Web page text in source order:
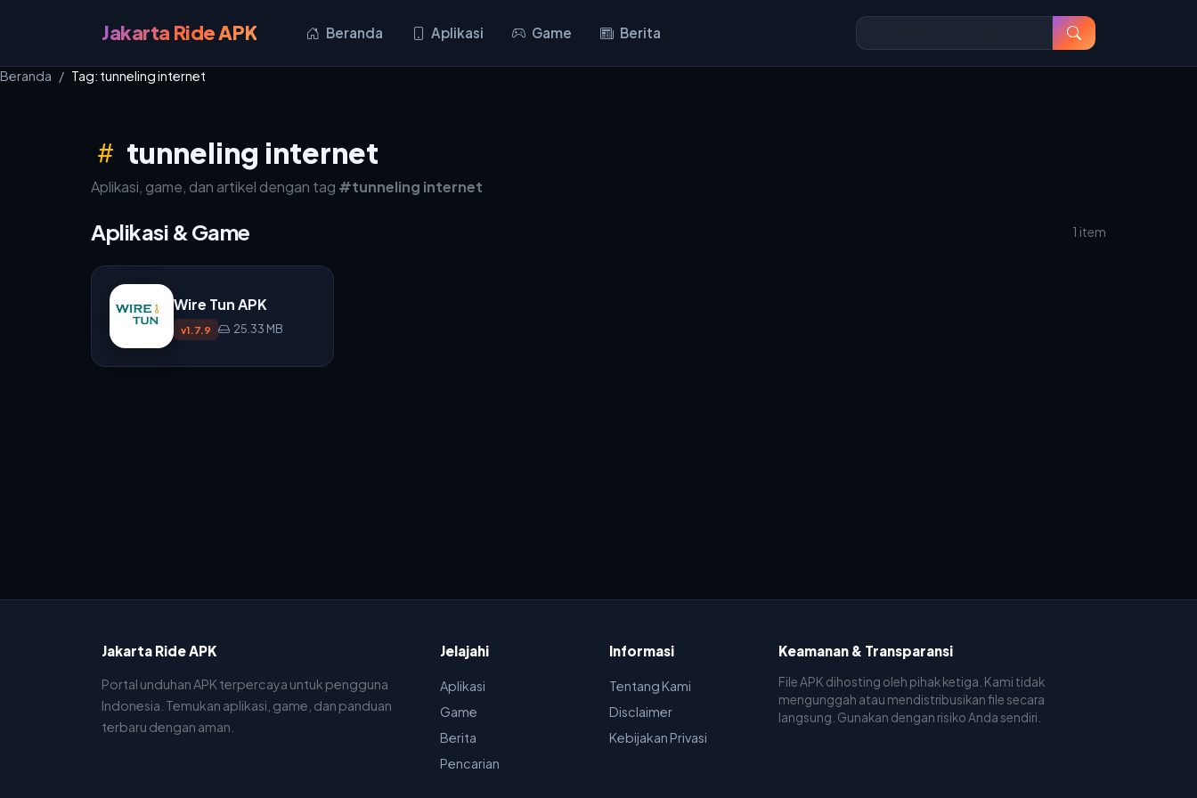
Jakarta Ride APK Beranda Aplikasi Game Berita
Beranda Tag: tunneling internet
tunneling internet
Aplikasi, game, dan artikel dengan tag #tunneling internet
Aplikasi & Game 1 item
Wire Tun APK
v1.7.9 25.33 MB
Jakarta Ride APK
Portal unduhan APK terpercaya untuk pengguna
Indonesia. Temukan aplikasi, game, dan panduan
terbaru dengan aman.
Jelajahi
Aplikasi
Game
Berita
Pencarian
Informasi
Tentang Kami
Disclaimer
Kebijakan Privasi
Keamanan & Transparansi
File APK dihosting oleh pihak ketiga. Kami tidak
mengunggah atau mendistribusikan file secara
langsung. Gunakan dengan risiko Anda sendiri.